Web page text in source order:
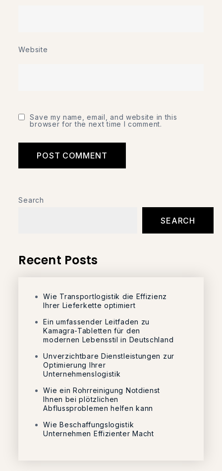
Website
Save my name, email, and website in this
browser for the next time I comment.
Search
SEARCH
Recent Posts
Wie Transportlogistik die Effizienz
Ihrer Lieferkette optimiert
Ein umfassender Leitfaden zu
Kamagra-Tabletten für den
modernen Lebensstil in Deutschland
Unverzichtbare Dienstleistungen zur
Optimierung Ihrer
Unternehmenslogistik
Wie ein Rohrreinigung Notdienst
Ihnen bei plötzlichen
Abflussproblemen helfen kann
Wie Beschaffungslogistik
Unternehmen Effizienter Macht